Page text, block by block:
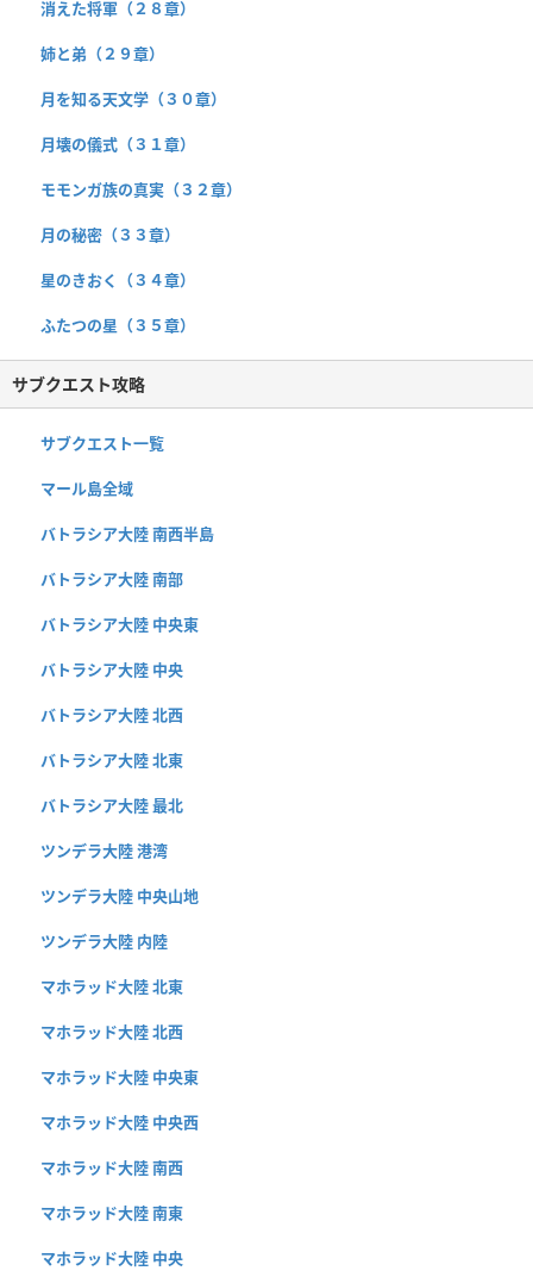
消えた将軍（２８章）
姉と弟（２９章）
月を知る天文学（３０章）
月壊の儀式（３１章）
モモンガ族の真実（３２章）
月の秘密（３３章）
星のきおく（３４章）
ふたつの星（３５章）
サブクエスト攻略
サブクエスト一覧
マール島全域
バトラシア大陸 南西半島
バトラシア大陸 南部
バトラシア大陸 中央東
バトラシア大陸 中央
バトラシア大陸 北西
バトラシア大陸 北東
バトラシア大陸 最北
ツンデラ大陸 港湾
ツンデラ大陸 中央山地
ツンデラ大陸 内陸
マホラッド大陸 北東
マホラッド大陸 北西
マホラッド大陸 中央東
マホラッド大陸 中央西
マホラッド大陸 南西
マホラッド大陸 南東
マホラッド大陸 中央